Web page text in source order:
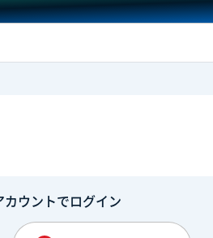
カウントでログイン